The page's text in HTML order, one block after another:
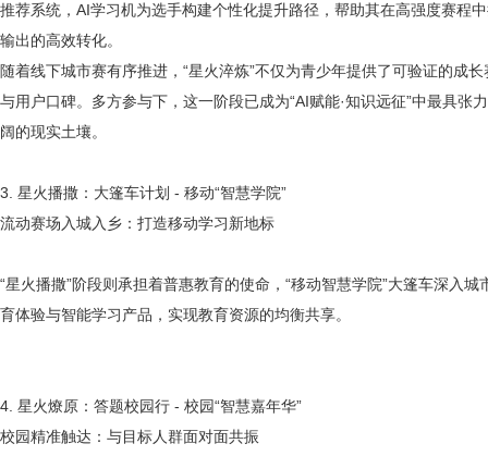
推荐系统，AI学习机为选手构建个性化提升路径，帮助其在高强度赛程
输出的高效转化。
随着线下城市赛有序推进， “星火淬炼”不仅为青少年提供了可验证的成
与用户口碑。多方参与下，这一阶段已成为“AI赋能·知识远征”中最具张
阔的现实土壤。
3. 星火播撒：大篷车计划 - 移动“智慧学院”
流动赛场入城入乡：打造移动学习新地标
“星火播撒”阶段则承担着普惠教育的使命，“移动智慧学院”大篷车深入
育体验与智能学习产品，实现教育资源的均衡共享。
4. 星火燎原：答题校园行 - 校园“智慧嘉年华”
校园精准触达：与目标人群面对面共振